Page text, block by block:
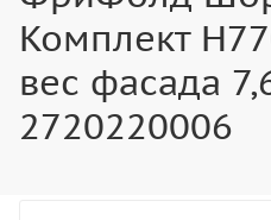
Комплект
вес фасада
2720220006